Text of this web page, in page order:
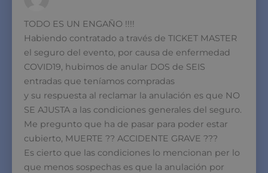
TODO ES UN ENGAÑO !!!!
Habiendo contratado a través de TICKET MASTER
el seguro del evento, por causa de enfermedad
COVID19, hubimos de anular DOS de SEIS
entradas que teníamos compradas
y su respuesta al reclamar la anulación es que NO
SE AJUSTA a las condiciones generales del seguro.
Me pregunto que ha de pasar para poder estar
cubierto, MUERTE ?? ACCIDENTE GRAVE ???
Es cierto que las condiciones lo mencionan per lo
que menos sospechas es que la anulación por